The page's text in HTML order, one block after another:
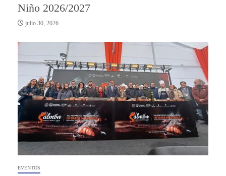
Niño 2026/2027
julio 30, 2026
EVENTOS